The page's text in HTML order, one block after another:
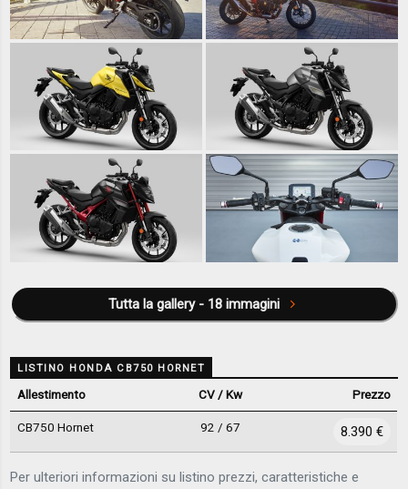
Tutta la gallery - 18 immagini
LISTINO HONDA CB750 HORNET
Allestimento CV / Kw Prezzo
CB750 Hornet 92 / 67 8.390 €
Per ulteriori informazioni su listino prezzi, caratteristiche e